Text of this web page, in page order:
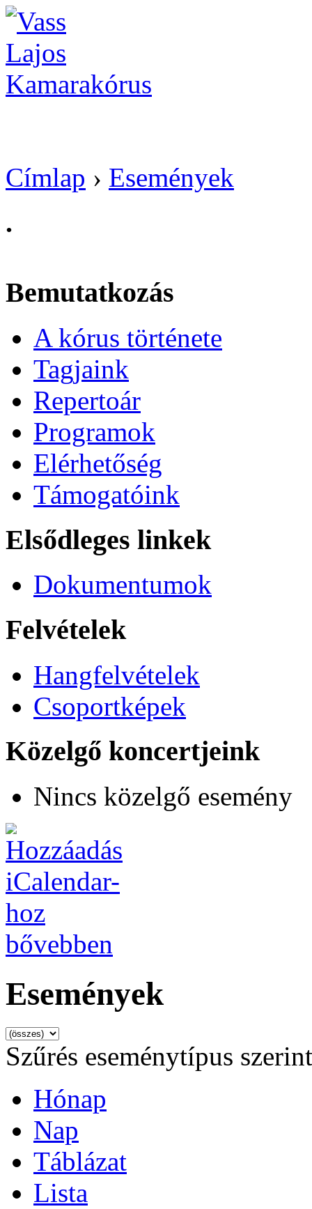
Címlap › Események
.
Bemutatkozás
A kórus története
Tagjaink
Repertoár
Programok
Elérhetőség
Támogatóink
Elsődleges linkek
Dokumentumok
Felvételek
Hangfelvételek
Csoportképek
Közelgő koncertjeink
Nincs közelgő esemény
bővebben
Események
Szűrés eseménytípus szerint
Hónap
Nap
Táblázat
Lista